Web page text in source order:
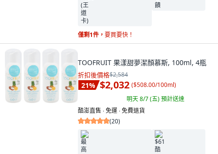
僅剩1件， 要買要快！
TOOFRUIT 果漾甜夢潔顏慕斯, 100ml, 4瓶
折扣後價格$2,584
21% $2,032 ($508.00/100ml)
明天 8/7 (五)預計送達
酷澎直售 ∙ 免運 ∙ 免費退貨
(20)